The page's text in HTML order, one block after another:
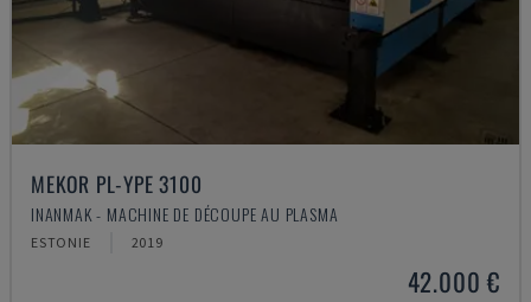
MEKOR PL-YPE 3100
INANMAK - MACHINE DE DÉCOUPE AU PLASMA
ESTONIE 2019
42.000 €